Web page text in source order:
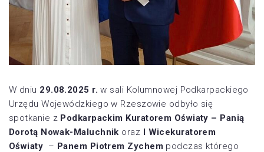
W dniu 29.08.2025 r. w sali Kolumnowej Podkarpackiego
Urzędu Wojewódzkiego w Rzeszowie odbyło się
spotkanie z Podkarpackim Kuratorem Oświaty – Panią
Dorotą Nowak-Maluchnik oraz I Wicekuratorem
Oświaty – Panem Piotrem Zychempodczas którego